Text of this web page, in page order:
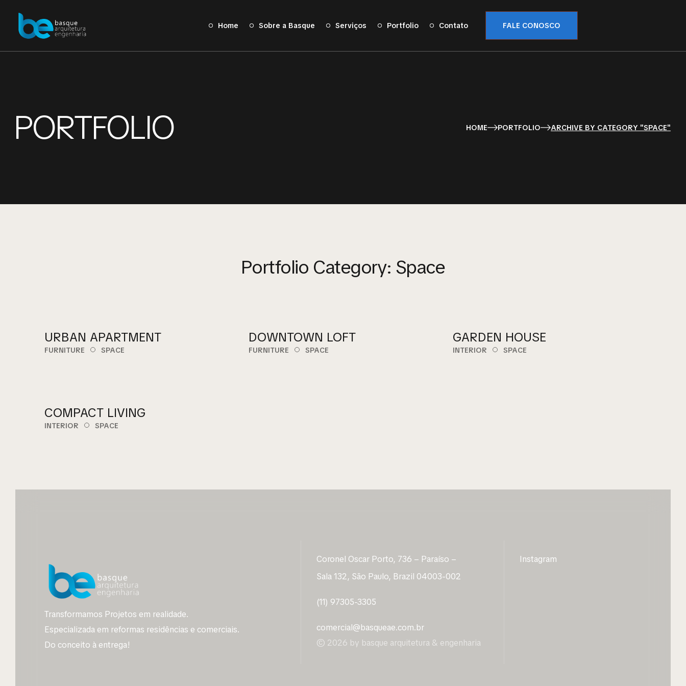
Home Sobre a Basque Serviços Portfolio Contato FALE CONOSCO
PORTFOLIO HOME PORTFOLIO ARCHIVE BY CATEGORY "SPACE"
Portfolio Category: Space
URBAN APARTMENT
FURNITURE SPACE
DOWNTOWN LOFT
FURNITURE SPACE
GARDEN HOUSE
INTERIOR SPACE
COMPACT LIVING
INTERIOR SPACE
Transformamos Projetos em realidade.
Especializada em reformas residências e comerciais.
Do conceito à entrega!
Coronel Oscar Porto, 736 – Paraíso –
Sala 132, São Paulo, Brazil 04003-002
(11) 97305-3305
comercial@basqueae.com.br
© 2026 by basque arquitetura & engenharia
Instagram